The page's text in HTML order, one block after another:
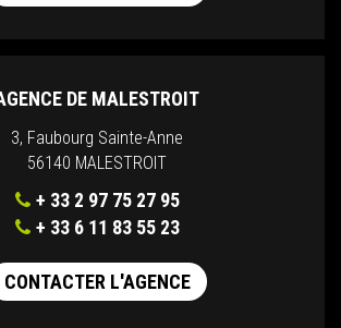
DE MALESTROIT
3, Faubourg Sainte-Anne
56140 MALESTROIT
+ 33 2 97 75 27 95
+ 33 6 11 83 55 23
CONTACTER L'AGENCE